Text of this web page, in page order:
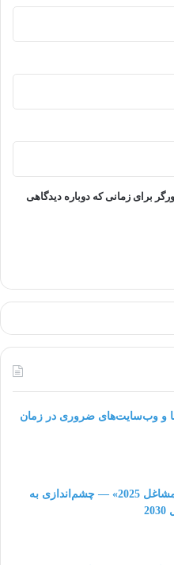
صفحۀ اصلی
برای جستجو ساخته
را تشویق
مختلف سایت بیندازند،
و به طور کلی زمان
درواقع صفحات اصلی
برند یا کسب‌وکار ارائه
کوتاهی از موضوعات
مخاطب را برای دیدن
برای زمانی که دوباره دیدگاهی
و وب‌سایت‌های ضروری در زمان
گزارش «آینده مشاغل 2025» — چشم‌اندازی به